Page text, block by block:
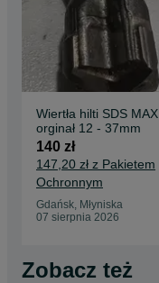
Wiertła hilti SDS MAX
orginał 12 - 37mm
140 zł
147,20 zł z Pakietem
Ochronnym
Gdańsk, Młyniska
07 sierpnia 2026
Zobacz też